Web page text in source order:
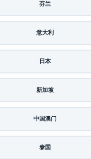
芬兰
意大利
日本
新加坡
中国澳门
泰国